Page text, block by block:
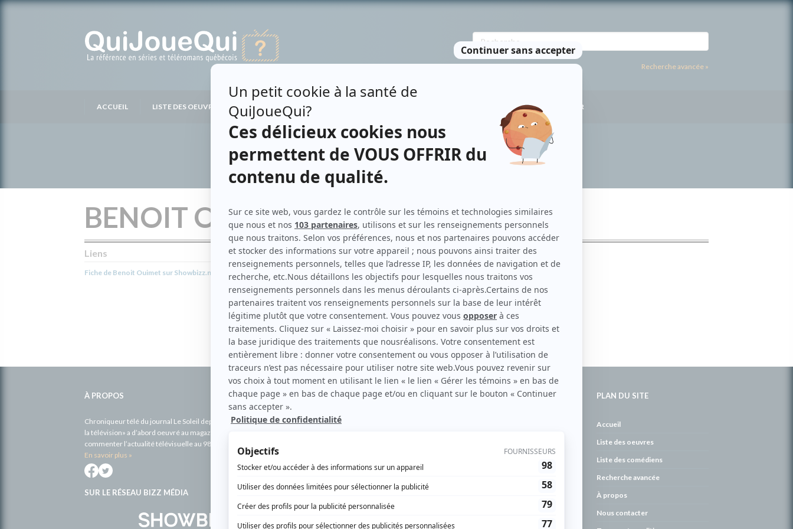
Recherche avancée »
ACCUEIL LISTE DES OEUVRES LISTE DES PERSONNES NOUS CONTACTER
BENOIT OUIMET
Liens
Fiche de Benoit Ouimet sur Showbizz.net
Personnages
La galère(Vendeur boutique mariée2010)
Moi et l'autre... II (Policier)
À PROPOS
Chroniqueur télé du journal Le Soleil depuis 2001, Richard Therrien carbure à son petit écran. Celui qu’on surnomme parfois «l’encyclopédie de
la télévision» a d’abord oeuvré au magazine TV Hebdo de 1996 à 2001. Sa spécialité: la télé québécoise. On peut l’entendre régulièrement
commenter l’actualité télévisuelle au 98,5.
En savoir plus »
SUR LE RÉSEAU BIZZ MÉDIA
PLAN DU SITE
Accueil
Liste des oeuvres
Liste des comédiens
Recherche avancée
À propos
Nous contacter